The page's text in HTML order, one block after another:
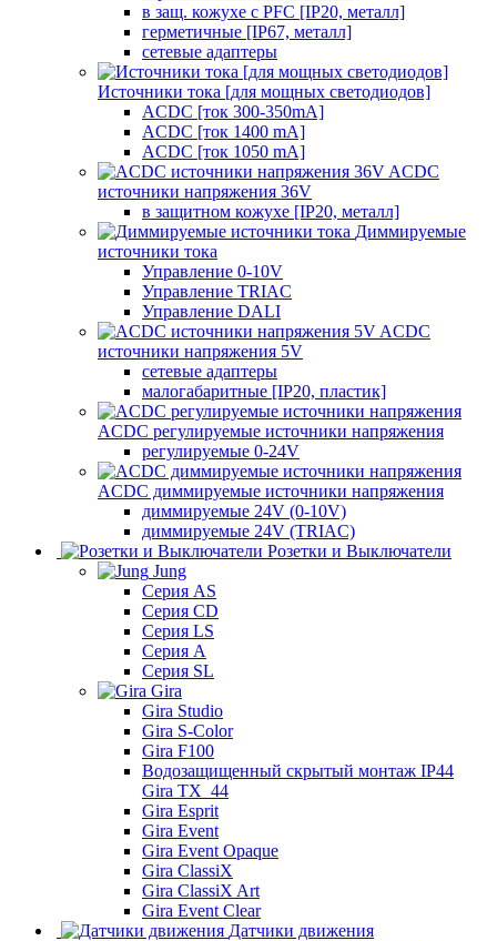
в защ. кожухе с PFC [IP20, металл]
герметичные [IP67, металл]
сетевые адаптеры
Источники тока [для мощных светодиодов]
ACDC [ток 300-350mA]
ACDC [ток 1400 mA]
ACDC [ток 1050 mA]
ACDC
источники напряжения 36V
в защитном кожухе [IP20, металл]
Диммируемые
источники тока
Управление 0-10V
Управление TRIAC
Управление DALI
ACDC
источники напряжения 5V
сетевые адаптеры
малогабаритные [IP20, пластик]
ACDC регулируемые источники напряжения
регулируемые 0-24V
ACDC диммируемые источники напряжения
диммируемые 24V (0-10V)
диммируемые 24V (TRIAC)
Розетки и Выключатели
Jung
Серия AS
Серия CD
Серия LS
Серия A
Серия SL
Gira
Gira Studio
Gira S-Color
Gira F100
Водозащищенный скрытый монтаж IP44
Gira TX_44
Gira Esprit
Gira Event
Gira Event Opaque
Gira ClassiX
Gira ClassiX Art
Gira Event Clear
Датчики движения